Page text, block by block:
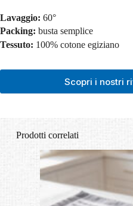
Lavaggio: 60°
Packing: busta semplice
Tessuto: 100% cotone egiziano
Scopri i nostri
Prodotti correlati